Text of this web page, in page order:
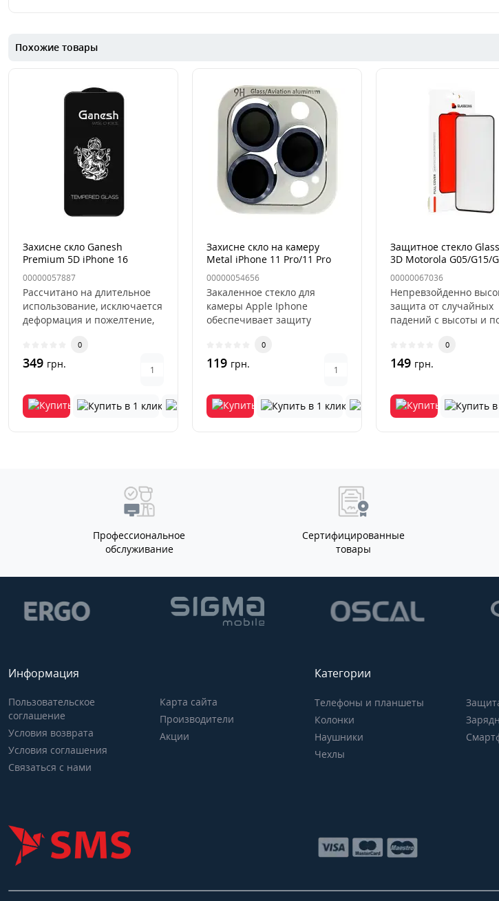
Похожие товары
Захисне скло Ganesh
Premium 5D iPhone 16
Plus/15 Plus Чорне
00000057887
Рассчитано на длительное
использование, исключается
деформация и пожелтение,
0
349 грн.
Захисне скло на камеру
Metal iPhone 11 Pro/11 Pro
Max/12 Pro Синий/ Pacific
Blue
00000054656
Закаленное стекло для
камеры Apple Iphone
обеспечивает защиту
от механичес..
0
119 грн.
Защитное стекло
3D Motorola G05/G15/
Power Чорне
00000067036
Непревзойденно
защита от случайных
падений с высоты и
царапин.Стекло ..
0
149 грн.
Профессиональное
обслуживание
Сертифицированные
товары
Информация
Пользовательское
соглашение
Условия возврата
Условия соглашения
Связаться с нами
Карта сайта
Производители
Акции
Категории
Телефоны и планшеты
Колонки
Наушники
Чехлы